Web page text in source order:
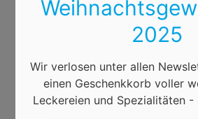
2025
Wir verlosen unter allen
einen Geschenkkorb voller
Leckereien und Spezialitäten -